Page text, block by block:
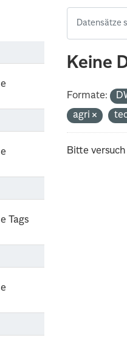
Tags
Keine
Formate:
agri
Bitte